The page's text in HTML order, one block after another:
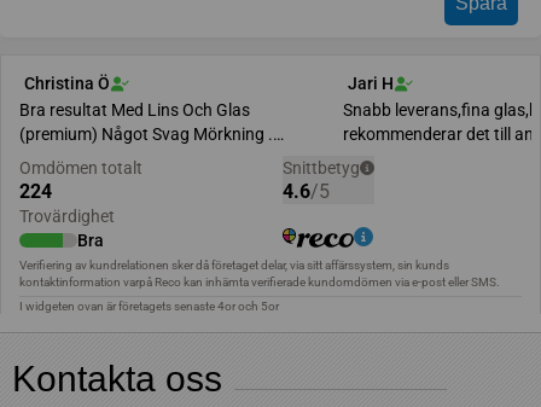
Kontakta oss